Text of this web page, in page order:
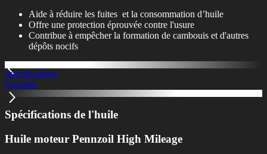
Aide à réduire les fuites​ et la consommation d’huile​
Offre une protection éprouvée contre l'usure
Contribue à empêcher la formation de cambouis et d'autres
dépôts nocifs​
Spécifications
Garantie
Spécifications de l'huile
Huile moteur Pennzoil High Mileage